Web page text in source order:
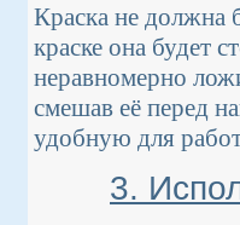
Краска не
краске она будет
неравномерно
смешав её перед
удобную для
3.